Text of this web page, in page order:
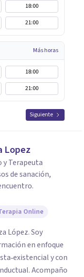
18:00
21:00
Más horas
18:00
21:00
Siguiente
Lopez
y Terapeuta
de sanación,
Online
Soy
en enfoque
y con